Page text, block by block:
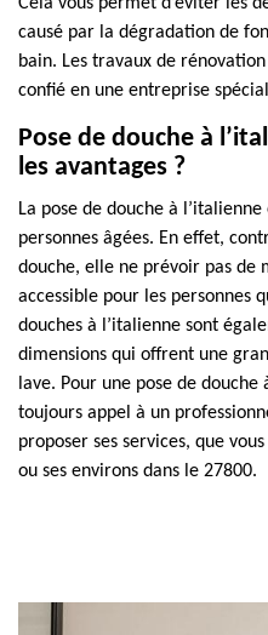
causé par la dégradation de
bain. Les travaux de
confié en une entreprise
Pose de douche à
les avantages ?
La pose de douche à
personnes âgées. En effet,
douche, elle ne prévoir pas de
accessible pour les personnes
douches à l’italienne sont
dimensions qui offrent une
lave. Pour une pose de
toujours appel à un
proposer ses services, que
ou ses environs dans le 27800.